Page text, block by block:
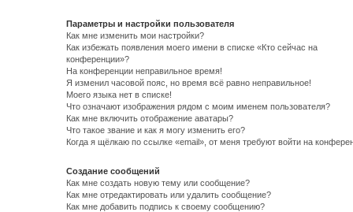
Параметры и настройки пользователя
Как мне изменить мои настройки?
Как избежать появления моего имени в списке «Кто сейчас на
конференции»?
На конференции неправильное время!
Я изменил часовой пояс, но время всё равно неправильное!
Моего языка нет в списке!
Что означают изображения рядом с моим именем пользователя?
Как мне включить отображение аватары?
Что такое звание и как я могу изменить его?
Когда я щёлкаю по ссылке «email», от меня требуют войти на
Создание сообщений
Как мне создать новую тему или сообщение?
Как мне отредактировать или удалить сообщение?
Как мне добавить подпись к своему сообщению?